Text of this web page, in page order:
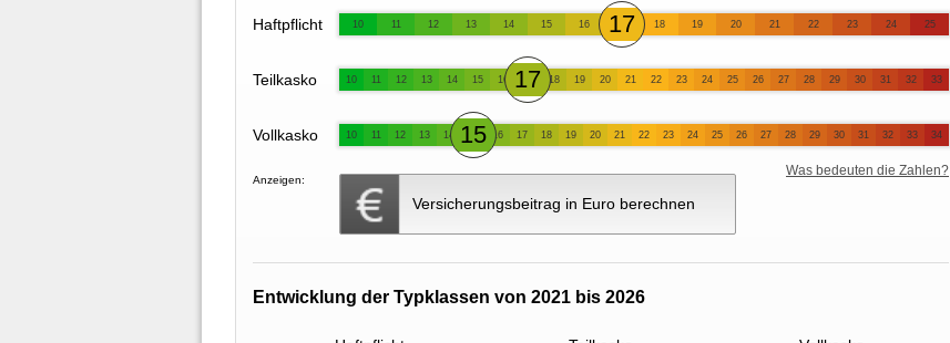
Haftpflicht 10 11 12 13 14 15 16 17 18 19 20 21 22 23 24 25
Teilkasko 10 11 12 13 14 15 16 17 18 19 20 21 22 23 24 25 26 27 28 29 30 31 32 33
Vollkasko 10 11 12 13 14 15 16 17 18 19 20 21 22 23 24 25 26 27 28 29 30 31 32 33 34
Anzeigen:
Versicherungsbeitrag in Euro berechnen
Was bedeuten die Zahlen?
Entwicklung der Typklassen von 2021 bis 2026